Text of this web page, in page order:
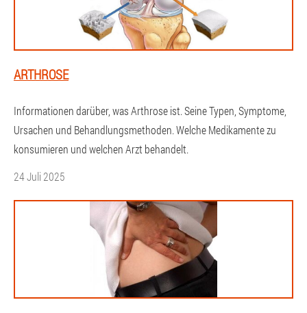
ARTHROSE
Informationen darüber, was Arthrose ist. Seine Typen, Symptome,
Ursachen und Behandlungsmethoden. Welche Medikamente zu
konsumieren und welchen Arzt behandelt.
24 Juli 2025